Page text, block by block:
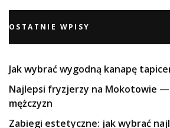
OSTATNIE WPISY
Jak wybrać wygodną kanapę
Najlepsi fryzjerzy na Mokotowie
mężczyzn
Zabiegi estetyczne: jak wybrać